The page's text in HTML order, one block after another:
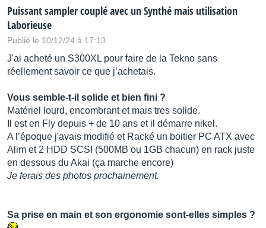
Puissant sampler couplé avec un Synthé mais utilisation
Laborieuse
Publié le 10/12/24 à 17:13
J'ai acheté un S300XL pour faire de la Tekno sans
réellement savoir ce que j’achetais.
Vous semble-t-il solide et bien fini ?
Matériel lourd, encombrant et mais tres solide.
Il est en Fly depuis + de 10 ans et il démarre nikel.
A l’époque j'avais modifié et Racké un boitier PC ATX avec
Alim et 2 HDD SCSI (500MB ou 1GB chacun) en rack juste
en dessous du Akai (ça marche encore)
Je ferais des photos prochainement.
Sa prise en main et son ergonomie sont-elles simples ?